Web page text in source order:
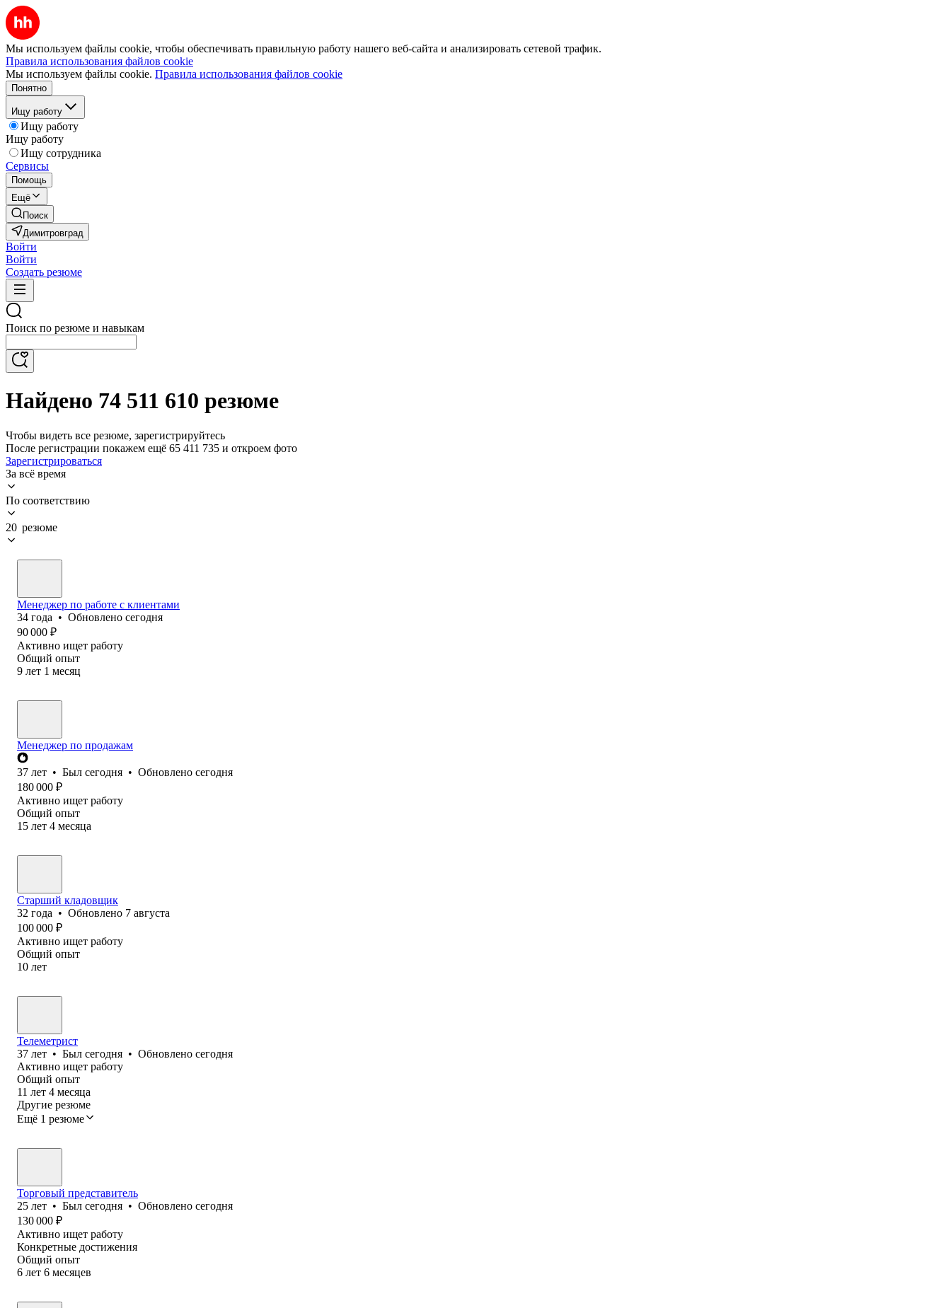
Мы используем файлы cookie, чтобы обеспечивать правильную работу нашего веб-сайта и анализировать сетевой трафик.
Правила использования файлов cookie
Мы используем файлы cookie. Правила использования файлов cookie
Понятно
Ищу работу
Ищу работу
Ищу работу
Ищу сотрудника
Сервисы
Помощь
Ещё
Поиск
Димитровград
Войти
Войти
Создать резюме
Поиск по резюме и навыкам
Найдено 74 511 610 резюме
Чтобы видеть все резюме, зарегистрируйтесь
После регистрации покажем ещё 65 411 735 и откроем фото
Зарегистрироваться
За всё время
По соответствию
20 резюме
Менеджер по работе с клиентами
34 года • Обновлено сегодня
90 000 ₽
Активно ищет работу
Общий опыт
9 лет 1 месяц
Менеджер по продажам
37 лет • Был сегодня • Обновлено сегодня
180 000 ₽
Активно ищет работу
Общий опыт
15 лет 4 месяца
Старший кладовщик
32 года • Обновлено 7 августа
100 000 ₽
Активно ищет работу
Общий опыт
10 лет
Телеметрист
37 лет • Был сегодня • Обновлено сегодня
Активно ищет работу
Общий опыт
11 лет 4 месяца
Другие резюме
Ещё 1 резюме
Торговый представитель
25 лет • Был сегодня • Обновлено сегодня
130 000 ₽
Активно ищет работу
Конкретные достижения
Общий опыт
6 лет 6 месяцев